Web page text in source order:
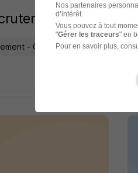
- Conseils RH
Nos partenaires
d’intérêt.
Vous pouvez à tout
"Gérer les traceurs" en
Pour en savoir plus,